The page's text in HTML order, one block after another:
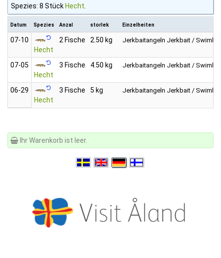
Spezies: 8 StückHecht
Datum Spezies Anzal storlek Einzelheiten
07‑10
Hecht
2 Fische 2.50 kg Jerkbaitangeln Jerkbait /
07‑05
Hecht
3 Fische 4.50 kg Jerkbaitangeln Jerkbait /
06‑29
Hecht
3 Fische 5 kg Jerkbaitangeln Jerkbait /
Ihr Warenkorb ist leer.